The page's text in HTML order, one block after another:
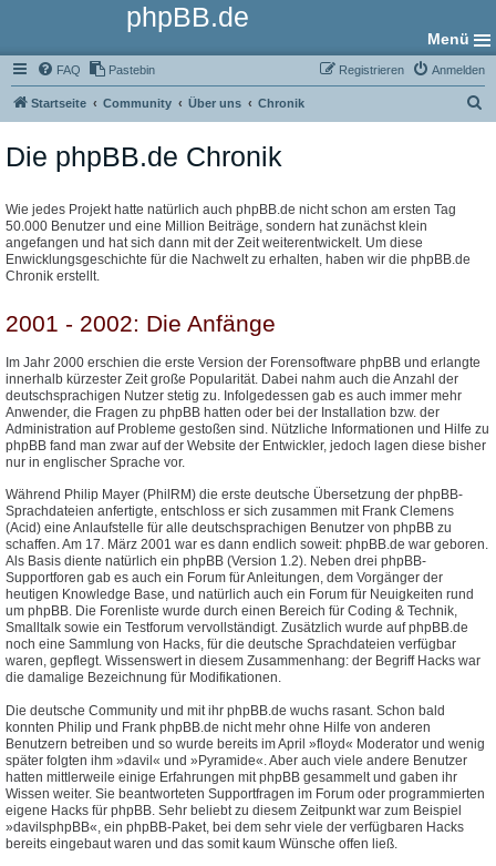
phpBB.de
Menü
FAQ Pastebin Anmelden
Registrieren
Startseite Community Über uns Chronik
Die phpBB.de Chronik
Wie jedes Projekt hatte natürlich auch phpBB.de nicht schon am ersten Tag
50.000 Benutzer und eine Million Beiträge, sondern hat zunächst klein
angefangen und hat sich dann mit der Zeit weiterentwickelt. Um diese
Enwicklungsgeschichte für die Nachwelt zu erhalten, haben wir die phpBB.de
Chronik erstellt.
2001 - 2002: Die Anfänge
Im Jahr 2000 erschien die erste Version der Forensoftware phpBB und erlangte
innerhalb kürzester Zeit große Popularität. Dabei nahm auch die Anzahl der
deutschsprachigen Nutzer stetig zu. Infolgedessen gab es auch immer mehr
Anwender, die Fragen zu phpBB hatten oder bei der Installation bzw. der
Administration auf Probleme gestoßen sind. Nützliche Informationen und Hilfe zu
phpBB fand man zwar auf der Website der Entwickler, jedoch lagen diese bisher
nur in englischer Sprache vor.
Während Philip Mayer (PhilRM) die erste deutsche Übersetzung der phpBB-
Sprachdateien anfertigte, entschloss er sich zusammen mit Frank Clemens
(Acid) eine Anlaufstelle für alle deutschsprachigen Benutzer von phpBB zu
schaffen. Am 17. März 2001 war es dann endlich soweit: phpBB.de war geboren.
Als Basis diente natürlich ein phpBB (Version 1.2). Neben drei phpBB-
Supportforen gab es auch ein Forum für Anleitungen, dem Vorgänger der
heutigen Knowledge Base, und natürlich auch ein Forum für Neuigkeiten rund
um phpBB. Die Forenliste wurde durch einen Bereich für Coding & Technik,
Smalltalk sowie ein Testforum vervollständigt. Zusätzlich wurde auf phpBB.de
noch eine Sammlung von Hacks, für die deutsche Sprachdateien verfügbar
waren, gepflegt. Wissenswert in diesem Zusammenhang: der Begriff Hacks war
die damalige Bezeichnung für Modifikationen.
Die deutsche Community und mit ihr phpBB.de wuchs rasant. Schon bald
konnten Philip und Frank phpBB.de nicht mehr ohne Hilfe von anderen
Benutzern betreiben und so wurde bereits im April »floyd« Moderator und wenig
später folgten ihm »davil« und »Pyramide«. Aber auch viele andere Benutzer
hatten mittlerweile einige Erfahrungen mit phpBB gesammelt und gaben ihr
Wissen weiter. Sie beantworteten Supportfragen im Forum oder programmierten
eigene Hacks für phpBB. Sehr beliebt zu diesem Zeitpunkt war zum Beispiel
»davilsphpBB«, ein phpBB-Paket, bei dem sehr viele der verfügbaren Hacks
bereits eingebaut waren und das somit kaum Wünsche offen ließ.